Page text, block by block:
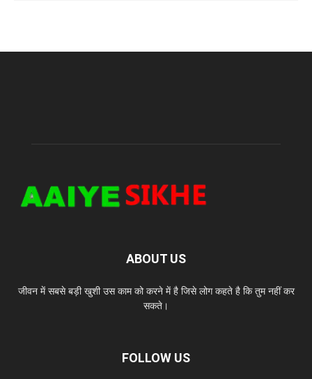
ABOUT US
जीवन में सबसे बड़ी खुशी उस काम को करने में है जिसे लोग कहते है कि तुम नहीं कर
सकते।
FOLLOW US